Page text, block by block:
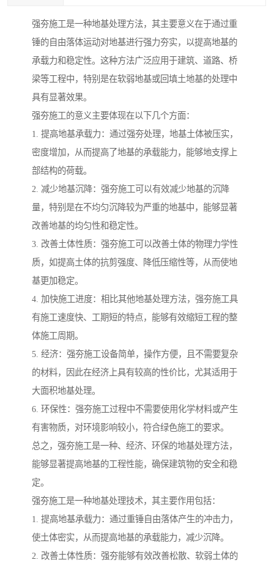
强夯施工是一种地基处理方法，其主要意义在于通过重
锤的自由落体运动对地基进行强力夯实，以提高地基的
承载力和稳定性。这种方法广泛应用于建筑、道路、桥
梁等工程中，特别是在软弱地基或回填土地基的处理中
具有显著效果。
强夯施工的意义主要体现在以下几个方面：
1. 提高地基承载力：通过强夯处理，地基土体被压实，
密度增加，从而提高了地基的承载能力，能够地支撑上
部结构的荷载。
2. 减少地基沉降：强夯施工可以有效减少地基的沉降
量，特别是在不均匀沉降较为严重的地基中，能够显著
改善地基的均匀性和稳定性。
3. 改善土体性质：强夯施工可以改善土体的物理力学性
质，如提高土体的抗剪强度、降低压缩性等，从而使地
基更加稳定。
4. 加快施工进度：相比其他地基处理方法，强夯施工具
有施工速度快、工期短的特点，能够有效缩短工程的整
体施工周期。
5. 经济：强夯施工设备简单，操作方便，且不需要复杂
的材料，因此在经济上具有较高的性价比，尤其适用于
大面积地基处理。
6. 环保性：强夯施工过程中不需要使用化学材料或产生
有害物质，对环境影响较小，符合绿色施工的要求。
总之，强夯施工是一种、经济、环保的地基处理方法，
能够显著提高地基的工程性能，确保建筑物的安全和稳
定。
强夯施工是一种地基处理技术，其主要作用包括：
1. 提高地基承载力：通过重锤自由落体产生的冲击力，
使土体密实，从而提高地基的承载能力，减少沉降。
2. 改善土体性质：强夯能够有效改善松散、软弱土体的